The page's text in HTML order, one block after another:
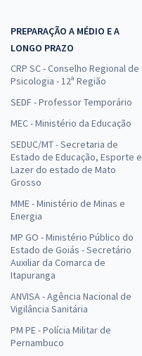
PREPARAÇÃO A MÉDIO E A
LONGO PRAZO
CRP SC - Conselho Regional de
Psicologia - 12ª Região
SEDF - Professor Temporário
MEC - Ministério da Educação
SEDUC/MT - Secretaria de
Estado de Educação, Esporte e
Lazer do estado de Mato
Grosso
MME - Ministério de Minas e
Energia
MP GO - Ministério Público do
Estado de Goiás - Secretário
Auxiliar da Comarca de
Itapuranga
ANVISA - Agência Nacional de
Vigilância Sanitária
PM PE - Polícia Militar de
Pernambuco